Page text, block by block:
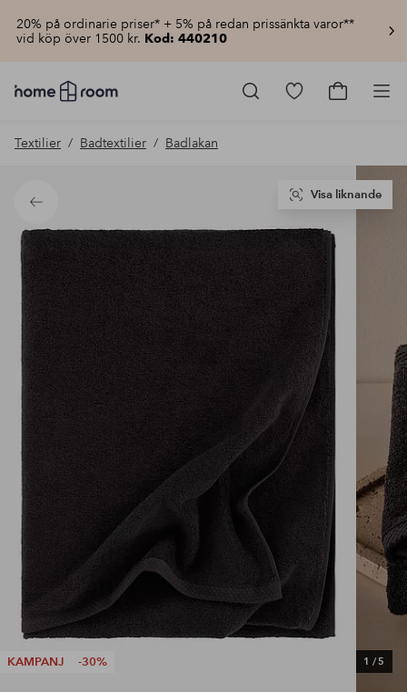
20% på ordinarie priser* + 5% på redan prissänkta varor**
vid köp över 1500 kr. Kod: 440210
Homeroom
–
hemmet
pris
Gå
Gå
Textilier Badtextilier Badlakan
Tillbaka
KAMPANJ -30% 1 /5
Visa liknande